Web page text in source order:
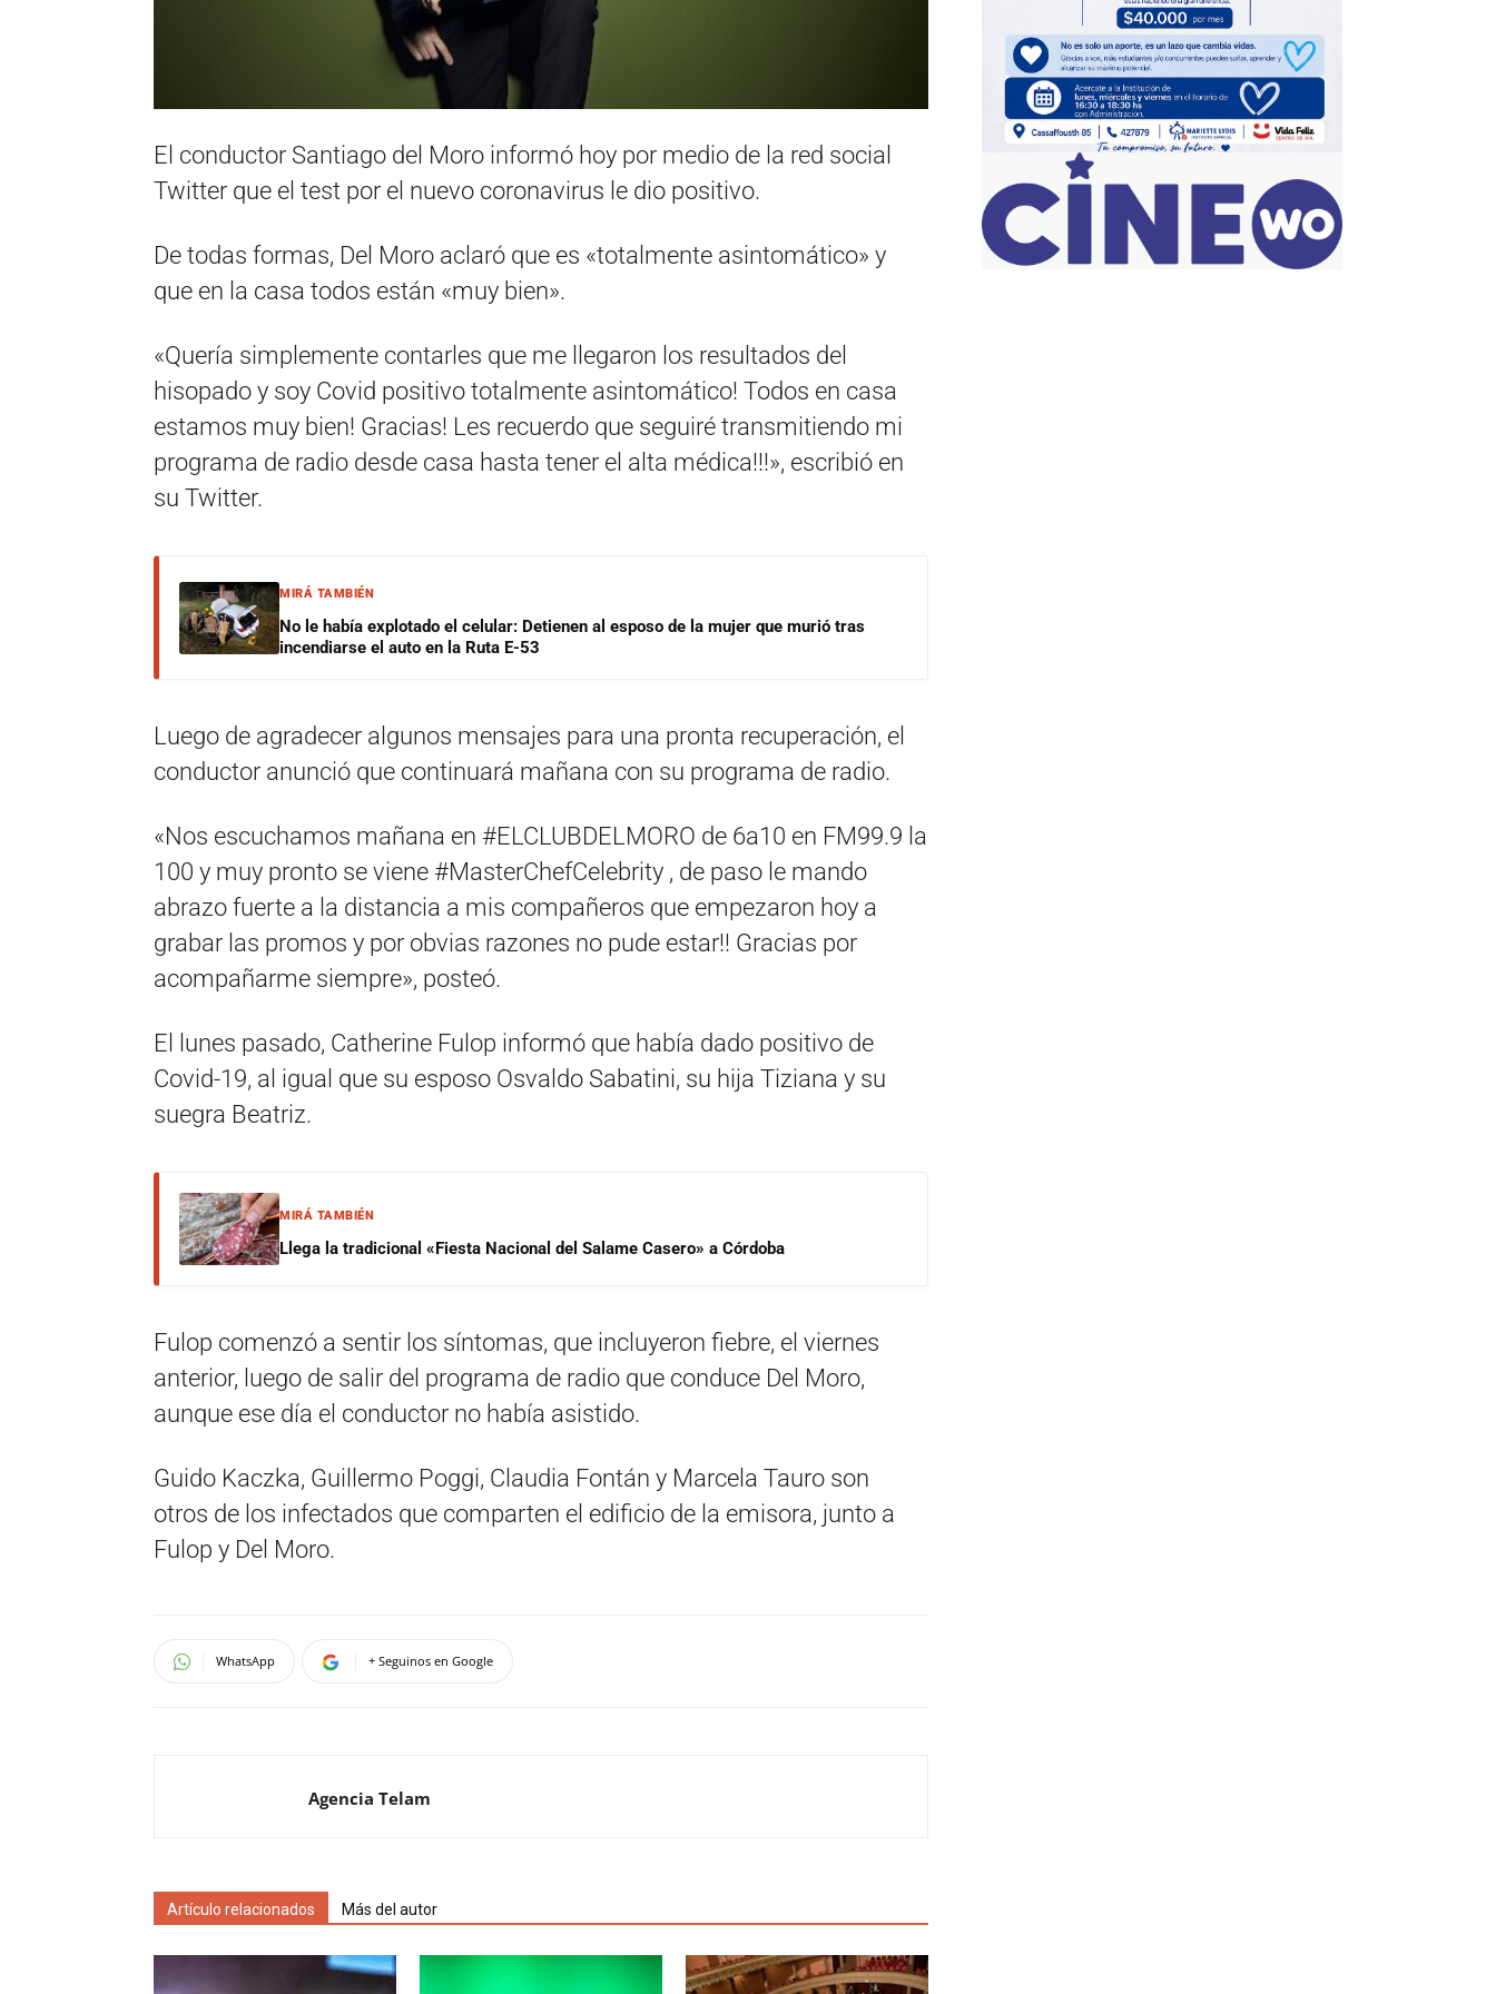
El conductor Santiago del Moro informó hoy por medio de la red social
Twitter que el test por el nuevo coronavirus le dio positivo.
De todas formas, Del Moro aclaró que es «totalmente asintomático» y
que en la casa todos están «muy bien».
«Quería simplemente contarles que me llegaron los resultados del
hisopado y soy Covid positivo totalmente asintomático! Todos en casa
estamos muy bien! Gracias! Les recuerdo que seguiré transmitiendo mi
programa de radio desde casa hasta tener el alta médica!!!», escribió en
su Twitter.
MIRÁ TAMBIÉN
No le había explotado el celular: Detienen al esposo de la mujer que murió tras
incendiarse el auto en la Ruta E-53
Luego de agradecer algunos mensajes para una pronta recuperación, el
conductor anunció que continuará mañana con su programa de radio.
«Nos escuchamos mañana en #ELCLUBDELMORO de 6a10 en FM99.9 la
100 y muy pronto se viene #MasterChefCelebrity , de paso le mando
abrazo fuerte a la distancia a mis compañeros que empezaron hoy a
grabar las promos y por obvias razones no pude estar!! Gracias por
acompañarme siempre», posteó.
El lunes pasado, Catherine Fulop informó que había dado positivo de
Covid-19, al igual que su esposo Osvaldo Sabatini, su hija Tiziana y su
suegra Beatriz.
MIRÁ TAMBIÉN
Llega la tradicional «Fiesta Nacional del Salame Casero» a Córdoba
Fulop comenzó a sentir los síntomas, que incluyeron fiebre, el viernes
anterior, luego de salir del programa de radio que conduce Del Moro,
aunque ese día el conductor no había asistido.
Guido Kaczka, Guillermo Poggi, Claudia Fontán y Marcela Tauro son
otros de los infectados que comparten el edificio de la emisora, junto a
Fulop y Del Moro.
WhatsApp + Seguinos en Google
Agencia Telam
Artículo relacionados Más del autor